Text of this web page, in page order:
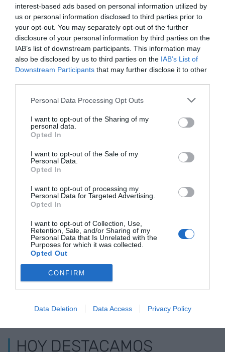
interest-based ads based on personal information utilized by
us or personal information disclosed to third parties prior to
your opt-out. You may separately opt-out of the further
disclosure of your personal information by third parties on the
IAB’s list of downstream participants. This information may
also be disclosed by us to third parties on the IAB’s List of
Downstream Participants that may further disclose it to other
Personal Data Processing Opt Outs
I want to opt-out of the Sharing of my
personal data.
Opted In
I want to opt-out of the Sale of my
Personal Data.
Opted In
I want to opt-out of processing my
Personal Data for Targeted Advertising.
Opted In
I want to opt-out of Collection, Use,
Retention, Sale, and/or Sharing of my
Personal Data that Is Unrelated with the
Purposes for which it was collected.
Opted Out
CONFIRM
Data Deletion Data Access Privacy Policy
RELACIONADAS
Dirige tu empresa como un síndrome de Down
LOS MÁS LEÍDOS
HOY DESTACAMOS